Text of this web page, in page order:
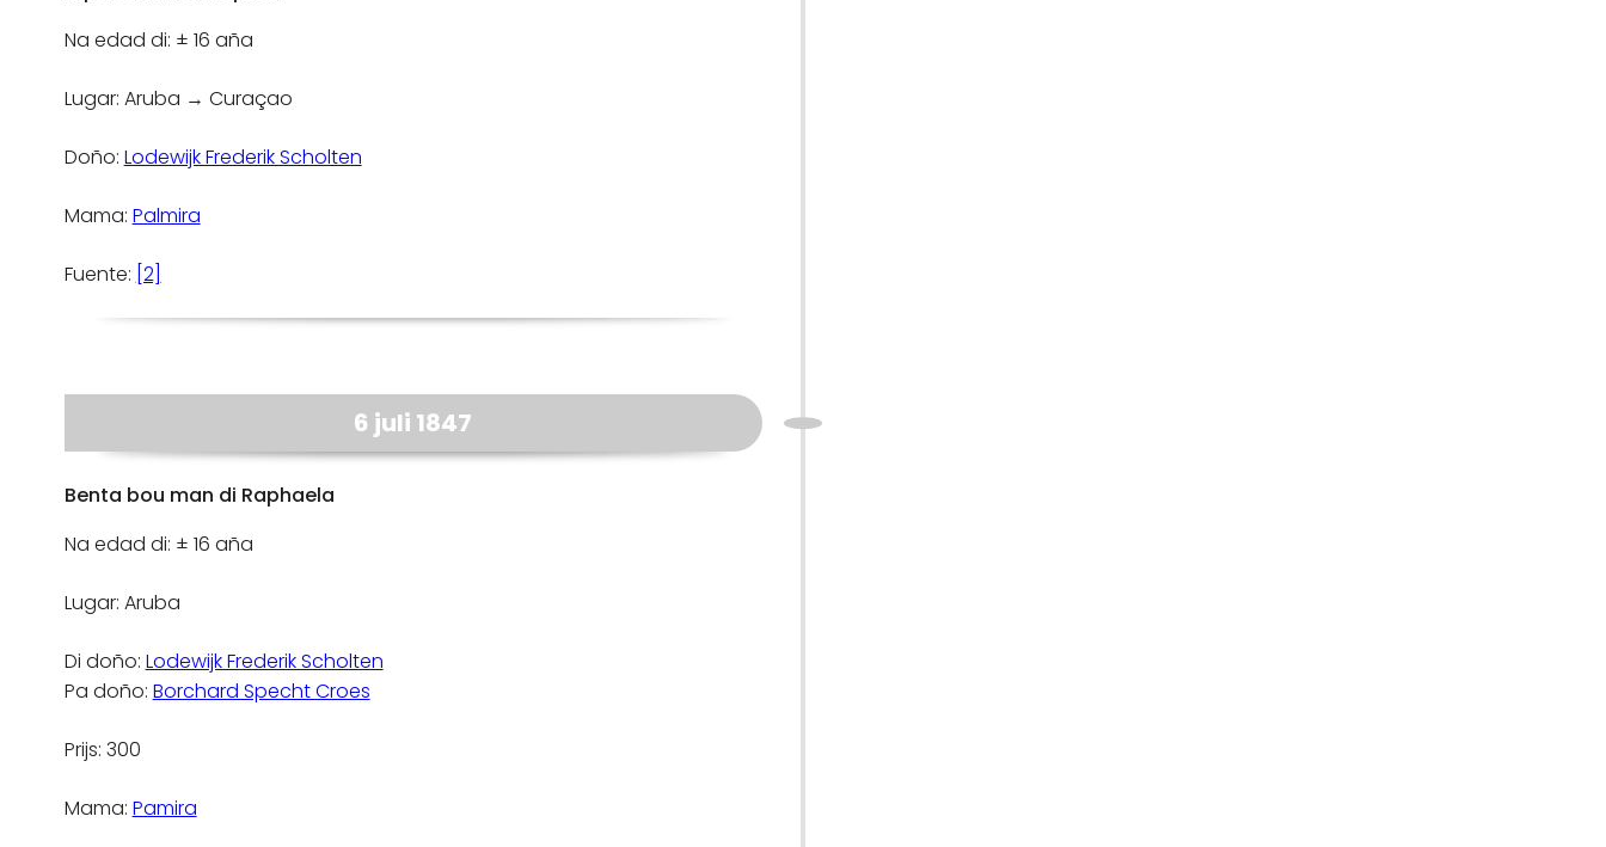
Na edad di: ± 16 aña
Lugar: Aruba → Curaçao
Doño: Lodewijk Frederik Scholten
Mama: Palmira
Fuente: [2]
6 juli 1847
Benta bou man di Raphaela
Na edad di: ± 16 aña
Lugar: Aruba
Di doño: Lodewijk Frederik Scholten
Pa doño: Borchard Specht Croes
Prijs: 300
Mama: Pamira